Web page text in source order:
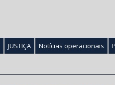
JUSTIÇA Notícias operacionais